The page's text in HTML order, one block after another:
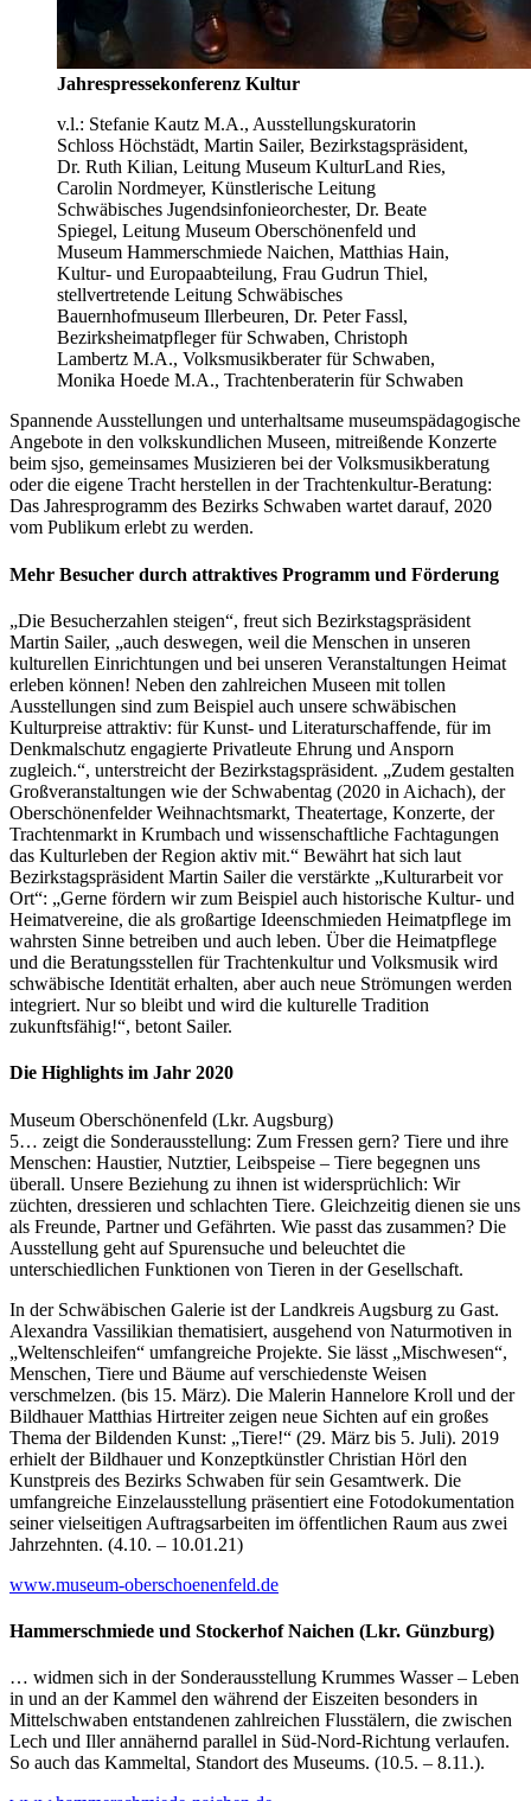
Jahrespressekonferenz Kultur
v.l.: Stefanie Kautz M.A., Ausstellungskuratorin
Schloss Höchstädt, Martin Sailer, Bezirkstagspräsident,
Dr. Ruth Kilian, Leitung Museum KulturLand Ries,
Carolin Nordmeyer, Künstlerische Leitung
Schwäbisches Jugendsinfonieorchester, Dr. Beate
Spiegel, Leitung Museum Oberschönenfeld und
Museum Hammerschmiede Naichen, Matthias Hain,
Kultur- und Europaabteilung, Frau Gudrun Thiel,
stellvertretende Leitung Schwäbisches
Bauernhofmuseum Illerbeuren, Dr. Peter Fassl,
Bezirksheimatpfleger für Schwaben, Christoph
Lambertz M.A., Volksmusikberater für Schwaben,
Monika Hoede M.A., Trachtenberaterin für Schwaben
Spannende Ausstellungen und unterhaltsame museumspädagogische
Angebote in den volkskundlichen Museen, mitreißende Konzerte
beim sjso, gemeinsames Musizieren bei der Volksmusikberatung
oder die eigene Tracht herstellen in der Trachtenkultur-Beratung:
Das Jahresprogramm des Bezirks Schwaben wartet darauf, 2020
vom Publikum erlebt zu werden.
Mehr Besucher durch attraktives Programm und Förderung
„Die Besucherzahlen steigen“, freut sich Bezirkstagspräsident
Martin Sailer, „auch deswegen, weil die Menschen in unseren
kulturellen Einrichtungen und bei unseren Veranstaltungen Heimat
erleben können! Neben den zahlreichen Museen mit tollen
Ausstellungen sind zum Beispiel auch unsere schwäbischen
Kulturpreise attraktiv: für Kunst- und Literaturschaffende, für im
Denkmalschutz engagierte Privatleute Ehrung und Ansporn
zugleich.“, unterstreicht der Bezirkstagspräsident. „Zudem gestalten
Großveranstaltungen wie der Schwabentag (2020 in Aichach), der
Oberschönenfelder Weihnachtsmarkt, Theatertage, Konzerte, der
Trachtenmarkt in Krumbach und wissenschaftliche Fachtagungen
das Kulturleben der Region aktiv mit.“ Bewährt hat sich laut
Bezirkstagspräsident Martin Sailer die verstärkte „Kulturarbeit vor
Ort“: „Gerne fördern wir zum Beispiel auch historische Kultur- und
Heimatvereine, die als großartige Ideenschmieden Heimatpflege im
wahrsten Sinne betreiben und auch leben. Über die Heimatpflege
und die Beratungsstellen für Trachtenkultur und Volksmusik wird
schwäbische Identität erhalten, aber auch neue Strömungen werden
integriert. Nur so bleibt und wird die kulturelle Tradition
zukunftsfähig!“, betont Sailer.
Die Highlights im Jahr 2020
Museum Oberschönenfeld (Lkr. Augsburg)
5… zeigt die Sonderausstellung: Zum Fressen gern? Tiere und ihre
Menschen: Haustier, Nutztier, Leibspeise – Tiere begegnen uns
überall. Unsere Beziehung zu ihnen ist widersprüchlich: Wir
züchten, dressieren und schlachten Tiere. Gleichzeitig dienen sie uns
als Freunde, Partner und Gefährten. Wie passt das zusammen? Die
Ausstellung geht auf Spurensuche und beleuchtet die
unterschiedlichen Funktionen von Tieren in der Gesellschaft.
In der Schwäbischen Galerie ist der Landkreis Augsburg zu Gast.
Alexandra Vassilikian thematisiert, ausgehend von Naturmotiven in
„Weltenschleifen“ umfangreiche Projekte. Sie lässt „Mischwesen“,
Menschen, Tiere und Bäume auf verschiedenste Weisen
verschmelzen. (bis 15. März). Die Malerin Hannelore Kroll und der
Bildhauer Matthias Hirtreiter zeigen neue Sichten auf ein großes
Thema der Bildenden Kunst: „Tiere!“ (29. März bis 5. Juli). 2019
erhielt der Bildhauer und Konzeptkünstler Christian Hörl den
Kunstpreis des Bezirks Schwaben für sein Gesamtwerk. Die
umfangreiche Einzelausstellung präsentiert eine Fotodokumentation
seiner vielseitigen Auftragsarbeiten im öffentlichen Raum aus zwei
Jahrzehnten. (4.10. – 10.01.21)
www.museum-oberschoenenfeld.de
Hammerschmiede und Stockerhof Naichen (Lkr. Günzburg)
… widmen sich in der Sonderausstellung Krummes Wasser – Leben
in und an der Kammel den während der Eiszeiten besonders in
Mittelschwaben entstandenen zahlreichen Flusstälern, die zwischen
Lech und Iller annähernd parallel in Süd-Nord-Richtung verlaufen.
So auch das Kammeltal, Standort des Museums. (10.5. – 8.11.).